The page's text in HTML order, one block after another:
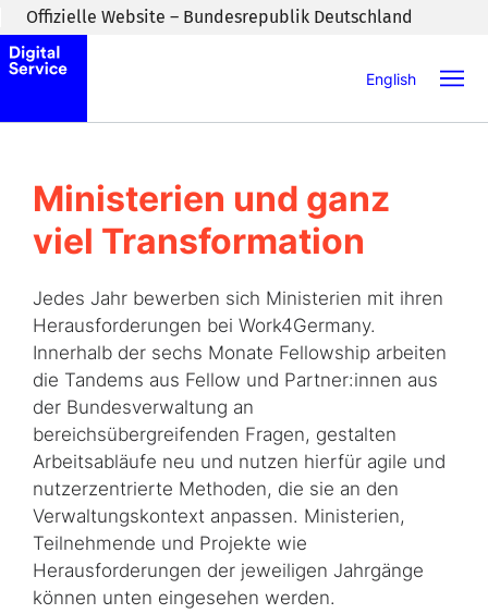
Zum Inhaltsbereich wechseln
Offizielle Website – Bundesrepublik Deutschland
English
Ministerien und ganz
viel Transformation
Jedes Jahr bewerben sich Ministerien mit ihren
Herausforderungen bei Work4Germany.
Innerhalb der sechs Monate Fellowship arbeiten
die Tandems aus Fellow und Partner:innen aus
der Bundesverwaltung an
bereichsübergreifenden Fragen, gestalten
Arbeitsabläufe neu und nutzen hierfür agile und
nutzerzentrierte Methoden, die sie an den
Verwaltungskontext anpassen. Ministerien,
Teilnehmende und Projekte wie
Herausforderungen der jeweiligen Jahrgänge
können unten eingesehen werden.